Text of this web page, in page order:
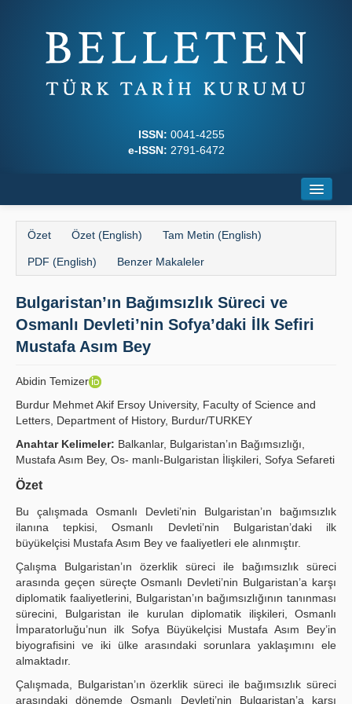
ISSN: 0041-4255
e-ISSN: 2791-6472
Dergi Kurulları
Yazım Kuralları
İlkeler
Kılavuzlar
Özet Özet (English) Tam Metin (English)
PDF (English) Benzer Makaleler
Bulgaristan’ın Bağımsızlık Süreci ve
Osmanlı Devleti’nin Sofya’daki İlk Sefiri
Mustafa Asım Bey
Abidin Temizer
Burdur Mehmet Akif Ersoy University, Faculty of Science and
Letters, Department of History, Burdur/TURKEY
Anahtar Kelimeler: Balkanlar, Bulgaristan’ın Bağımsızlığı,
Mustafa Asım Bey, Os- manlı-Bulgaristan İlişkileri, Sofya Sefareti
Özet
Bu çalışmada Osmanlı Devleti’nin Bulgaristan’ın bağımsızlık
ilanına tepkisi, Osmanlı Devleti’nin Bulgaristan’daki ilk
büyükelçisi Mustafa Asım Bey ve faaliyetleri ele alınmıştır.
Çalışma Bulgaristan’ın özerklik süreci ile bağımsızlık süreci
arasında geçen süreçte Osmanlı Devleti’nin Bulgaristan’a karşı
diplomatik faaliyetlerini, Bulgaristan’ın bağımsızlığının tanınması
sürecini, Bulgaristan ile kurulan diplomatik ilişkileri, Osmanlı
İmparatorluğu’nun ilk Sofya Büyükelçisi Mustafa Asım Bey’in
biyografisini ve iki ülke arasındaki sorunlara yaklaşımını ele
almaktadır.
Çalışmada, Bulgaristan’ın özerklik süreci ile bağımsızlık süreci
arasındaki dönemde Osmanlı Devleti’nin Bulgaristan’a karşı